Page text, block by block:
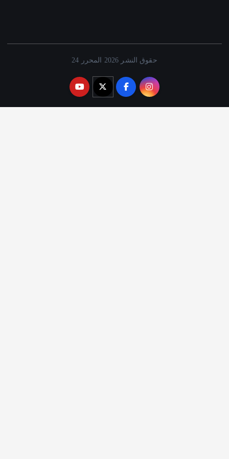
حقوق النشر 2026 المحرر 24